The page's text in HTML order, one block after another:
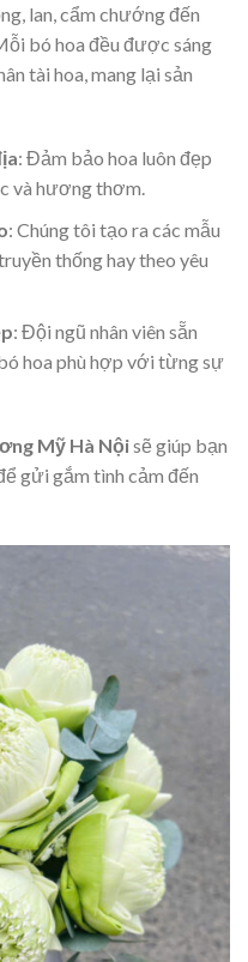
lan, cẩm chướng đến
bó hoa đều được sáng
tài hoa, mang lại sản
: Đảm bảo hoa luôn đẹp
và hương thơm.
: Chúng tôi tạo ra các mẫu
thống hay theo yêu
: Đội ngũ nhân viên sẵn
hoa phù hợp với từng sự
Mỹ Hà Nộisẽ giúp bạn
gửi gắm tình cảm đến